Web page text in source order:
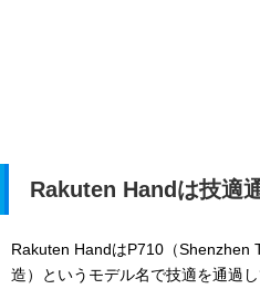
Rakuten Handは技適
Rakuten HandはP710（Shenzhen
造）というモデル名で技適を通過